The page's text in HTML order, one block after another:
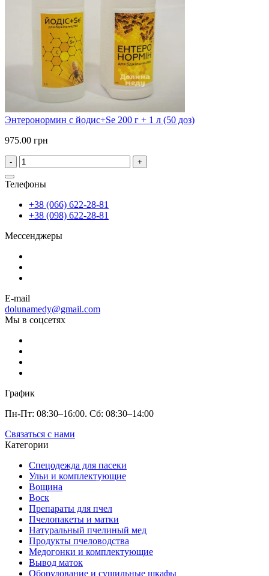
Энтеронормин с йодис+Se 200 г + 1 л (50 доз)
975.00 грн
- +
Телефоны
+38 (066) 622-28-81
+38 (098) 622-28-81
Мессенджеры
E-mail
dolunamedy@gmail.com
Мы в соцсетях
График
Пн-Пт: 08:30–16:00. Сб: 08:30–14:00
Связаться с нами
Категории
Спецодежда для пасеки
Ульи и комплектующие
Вощина
Воск
Препараты для пчел
Пчелопакеты и матки
Натуральный пчелиный мед
Продукты пчеловодства
Медогонки и комплектующие
Вывод маток
Оборудование и сушильные шкафы